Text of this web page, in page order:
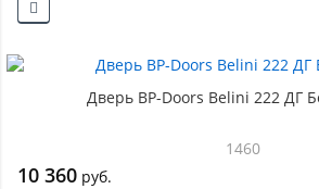
Дверь BP-Doors Belini 222 ДГ
1460
10 360 руб.